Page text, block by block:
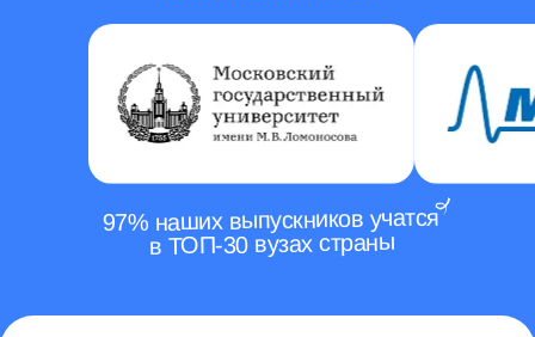
97% наших выпускников учатся
в ТОП-30 вузах страны
5+ лет опыта
подготовки к экзаменам